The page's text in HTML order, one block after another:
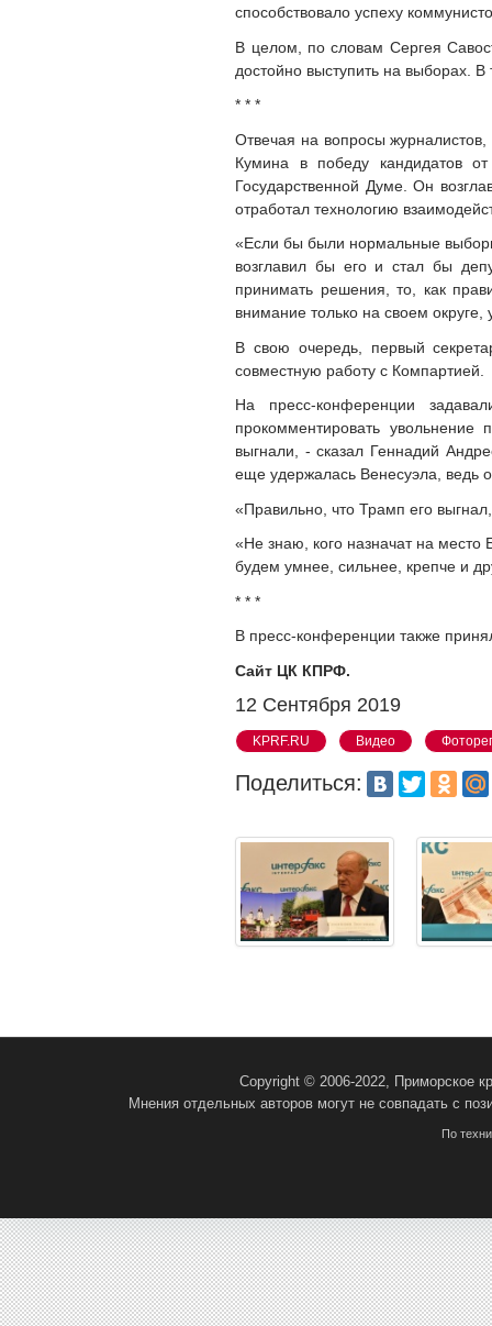
способствовало успеху
В целом, по словам Сергея
достойно выступить на выборах.
* * *
Отвечая на вопросы
Кумина в победу кандидатов
Государственной Думе. Он
отработал технологию
«Если бы были нормальные
возглавил бы его и стал бы
принимать решения, то, как
внимание только на своем
В свою очередь, первый
совместную работу с Компартией.
На пресс-конференции
прокомментировать
выгнали, - сказал Геннадий
еще удержалась Венесуэла, ведь
«Правильно, что Трамп его
«Не знаю, кого назначат на
будем умнее, сильнее, крепче и
* * *
В пресс-конференции также
Сайт ЦК КПРФ.
12 Сентября 2019
KPRF.RU Видео
Поделиться:
Copyright © 2006-2022, Приморское
Мнения отдельных авторов могут не совпадать с
По